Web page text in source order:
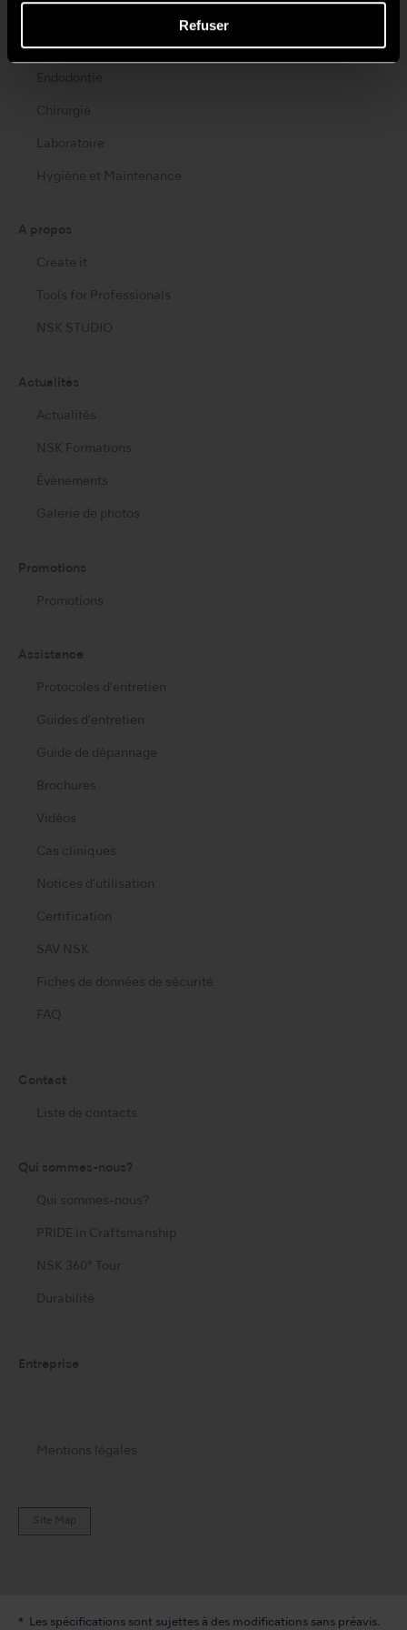
Refuser
Hygiène buccale
Chirurgie
Laboratoire
Hygiène et Maintenance
A propos
Create it
Tools for Professionals
NSK STUDIO
Actualités
Actualités
NSK Formations
Évènements
Galerie de photos
Promotions
Promotions
Assistance
Protocoles d'entretien
Guides d'entretien
Guide de dépannage
Brochures
Vidéos
Cas cliniques
Notices d'utilisation
Certification
SAV NSK
Fiches de données de sécurité
FAQ
Contact
Liste de contacts
Qui sommes-nous?
Qui sommes-nous?
PRIDE in Craftsmanship
NSK 360° Tour
Durabilité
Entreprise
Mentions légales
Site Map
Les spécifications sont sujettes à des modifications sans préavis.